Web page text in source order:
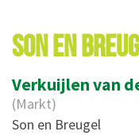
SON EN
Verkuijlen van
(Markt)
Son en Breugel